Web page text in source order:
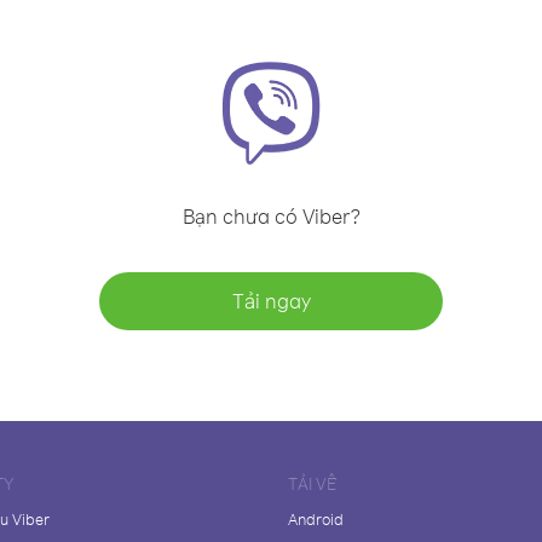
Bạn chưa có Viber?
Tải ngay
Viber
TẢI VỀ
Android